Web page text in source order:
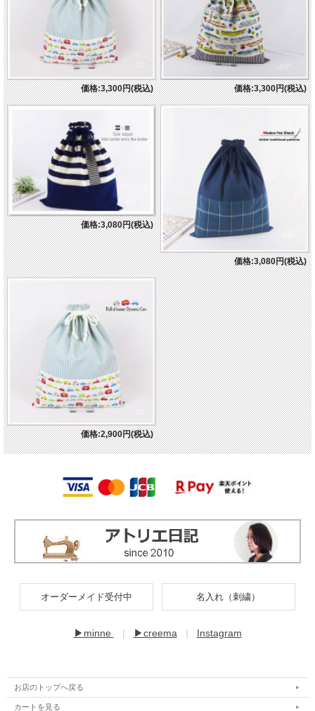
価格:3,300円(税込) 価格:3,300円(税込)
価格:3,080円(税込)
価格:3,080円(税込)
価格:2,900円(税込)
オーダーメイド受付中 名入れ（刺繍）
▶minne | ▶creema | Instagram
お店のトップへ戻る
カートを見る